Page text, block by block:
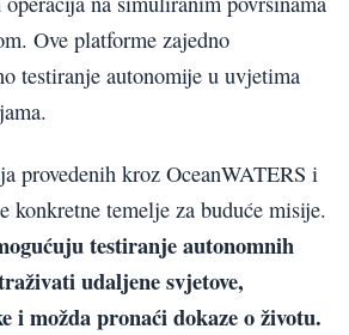
Ove platforme zajedno
testiranje autonomije u uvjetima
provedenih kroz OceanWATERS i
konkretne temelje za buduće misije.
testiranje autonomnih
udaljene svjetove,
i možda pronaći dokaze o životu.